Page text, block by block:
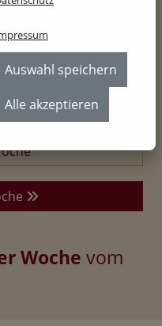
Woche vom
Auswahl speichern
Alle akzeptieren